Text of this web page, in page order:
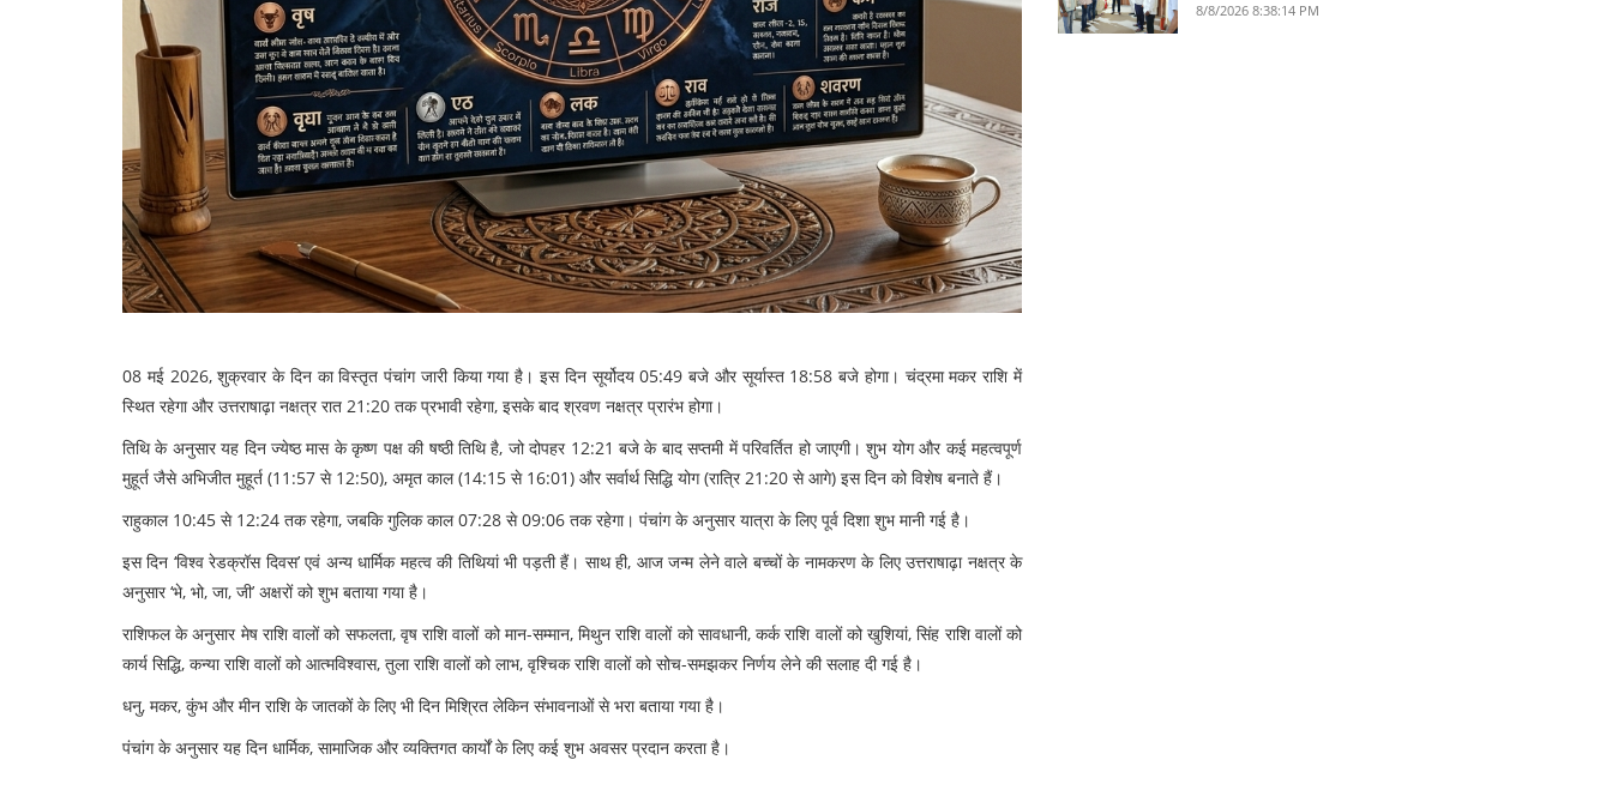
08 मई 2026, शुक्रवार के दिन का विस्तृत पंचांग जारी किया गया है। इस दिन सूर्योदय 05:49 बजे और सूर्यास्त 18:58 बजे होगा। चंद्रमा मकर राशि में
स्थित रहेगा और उत्तराषाढ़ा नक्षत्र रात 21:20 तक प्रभावी रहेगा, इसके बाद श्रवण नक्षत्र प्रारंभ होगा।
तिथि के अनुसार यह दिन ज्येष्ठ मास के कृष्ण पक्ष की षष्ठी तिथि है, जो दोपहर 12:21 बजे के बाद सप्तमी में परिवर्तित हो जाएगी। शुभ योग और कई महत्वपूर्ण
मुहूर्त जैसे अभिजीत मुहूर्त (11:57 से 12:50), अमृत काल (14:15 से 16:01) और सर्वार्थ सिद्धि योग (रात्रि 21:20 से आगे) इस दिन को विशेष बनाते हैं।
राहुकाल 10:45 से 12:24 तक रहेगा, जबकि गुलिक काल 07:28 से 09:06 तक रहेगा। पंचांग के अनुसार यात्रा के लिए पूर्व दिशा शुभ मानी गई है।
इस दिन ‘विश्व रेडक्रॉस दिवस’ एवं अन्य धार्मिक महत्व की तिथियां भी पड़ती हैं। साथ ही, आज जन्म लेने वाले बच्चों के नामकरण के लिए उत्तराषाढ़ा नक्षत्र के
अनुसार ‘भे, भो, जा, जी’ अक्षरों को शुभ बताया गया है।
राशिफल के अनुसार मेष राशि वालों को सफलता, वृष राशि वालों को मान-सम्मान, मिथुन राशि वालों को सावधानी, कर्क राशि वालों को खुशियां, सिंह राशि वालों को
कार्य सिद्धि, कन्या राशि वालों को आत्मविश्वास, तुला राशि वालों को लाभ, वृश्चिक राशि वालों को सोच-समझकर निर्णय लेने की सलाह दी गई है।
धनु, मकर, कुंभ और मीन राशि के जातकों के लिए भी दिन मिश्रित लेकिन संभावनाओं से भरा बताया गया है।
पंचांग के अनुसार यह दिन धार्मिक, सामाजिक और व्यक्तिगत कार्यों के लिए कई शुभ अवसर प्रदान करता है।
8/8/2026 8:38:14 PM